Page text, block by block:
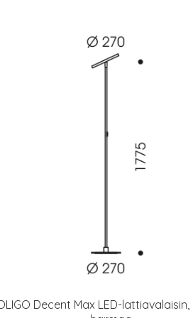
Decent Max LED-